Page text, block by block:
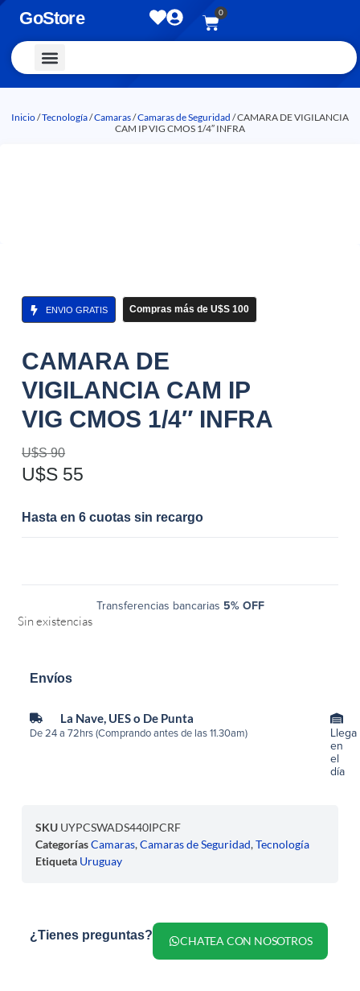
GoStore 0
Inicio/Tecnología/Camaras/Camaras de Seguridad / CAMARA DE VIGILANCIA
CAM IP VIG CMOS 1/4″ INFRA
ENVIO GRATIS Compras más de U$S 100
CAMARA DE
VIGILANCIA CAM IP
VIG CMOS 1/4″ INFRA
U$S90
U$S 55
Hasta en 6 cuotas sin recargo
Transferencias bancarias 5% OFF
Sin existencias
Envíos
La Nave, UES o De Punta
De 24 a 72hrs (Comprando antes de las 11.30am)
Llega
en
el
día
SKU UYPCSWADS440IPCRF
CategoríasCamaras,Camaras de Seguridad,Tecnología
Etiqueta Uruguay
¿Tienes preguntas? CHATEA CON NOSOTROS